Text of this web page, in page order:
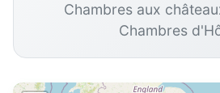
Chambres aux
Chambres